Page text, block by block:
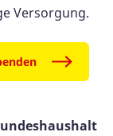
Versorgung.